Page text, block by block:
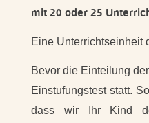
mit 20 oder 25
Eine Unterrichtseinheit
Bevor die Einteilung
Einstufungstest statt.
dass wir Ihr Kind